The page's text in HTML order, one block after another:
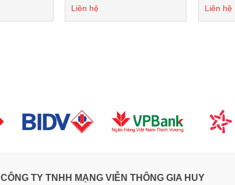
Sever, UPS
Liên hệ
Màu đen
Liên hệ
CÔNG TY TNHH MẠNG VIỄN THÔNG GIA HUY